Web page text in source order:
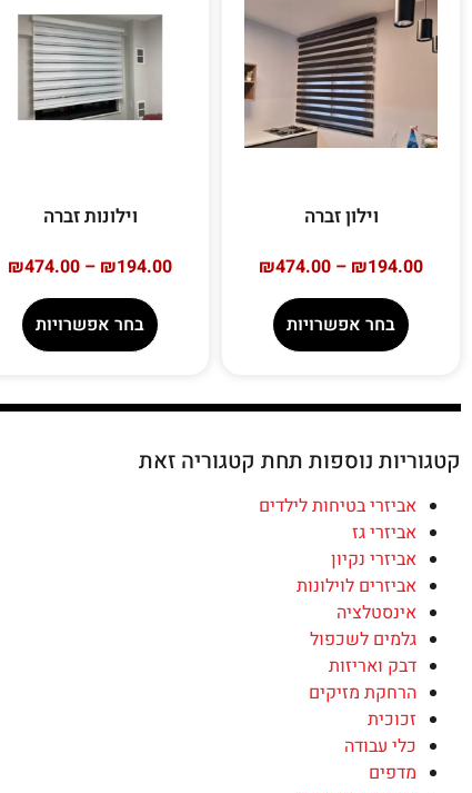
וילון זברה
₪194.00
–
₪474.00
בחר אפשרויות
וילונות זברה
₪194.00
–
₪474.00
בחר אפשרויות
קטגוריות נוספות תחת קטגוריה זאת
אביזרי בטיחות לילדים
אביזרי גז
אביזרי נקיון
אביזרים לוילונות
אינסטלציה
גלמים לשכפול
דבק ואריזות
הרחקת מזיקים
זכוכית
כלי עבודה
מדפים